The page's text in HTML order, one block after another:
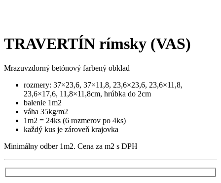
TRAVERTÍN rímsky (VAS)
Mrazuvzdorný betónový farbený obklad
rozmery: 37×23,6, 37×11,8, 23,6×23,6, 23,6×11,8,
23,6×17,6, 11,8×11,8cm, hrúbka do 2cm
balenie 1m2
váha 35kg/m2
1m2 = 24ks (6 rozmerov po 4ks)
každý kus je zároveň krajovka
Minimálny odber 1m2. Cena za m2 s DPH